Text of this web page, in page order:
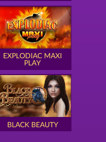
EXPLODIAC MAXI
PLAY
BLACK BEAUTY